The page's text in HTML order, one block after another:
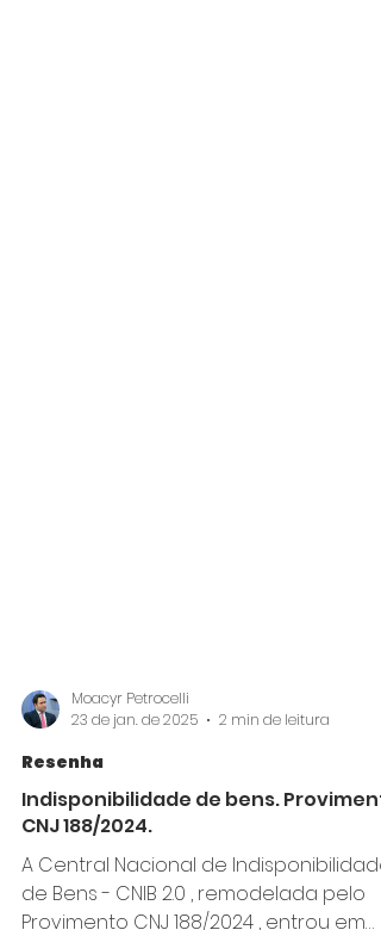
Moacyr Petrocelli
23 de jan. de 2025
2 min de leitura
Resenha
Indisponibilidade de bens.
CNJ 188/2024.